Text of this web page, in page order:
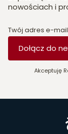
nowościach i
Twój adres e-mail
Dołącz do
Akceptuję